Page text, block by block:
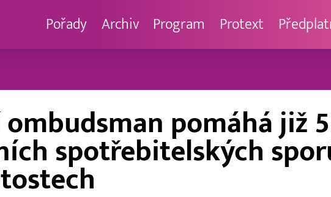
Pořady Archiv Program Protext
pomáhá již
spotřebitelských